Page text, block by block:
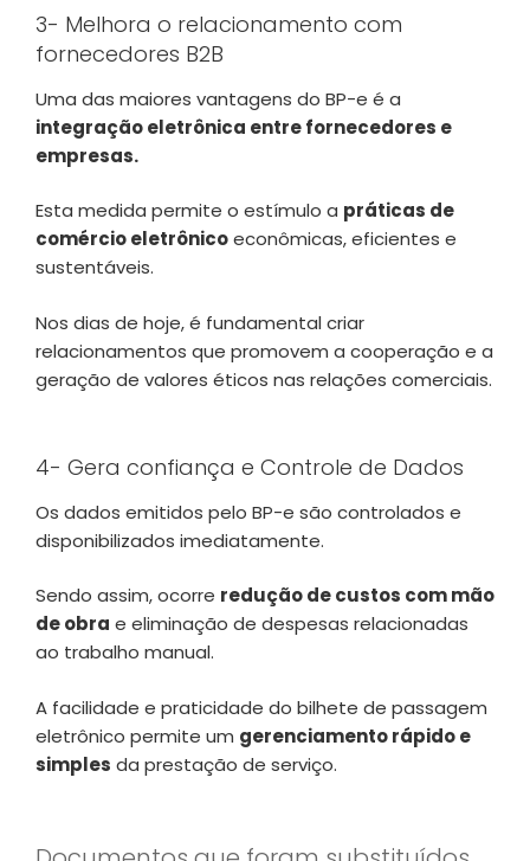
3- Melhora o relacionamento com
fornecedores B2B
Uma das maiores vantagens do BP-e é a
integração eletrônica entre fornecedores e
empresas.
Esta medida permite o estímulo a práticas de
comércio eletrônicoeconômicas, eficientes e
sustentáveis.
Nos dias de hoje, é fundamental criar
relacionamentos que promovem a cooperação e a
geração de valores éticos nas relações comerciais.
4- Gera confiança e Controle de Dados
Os dados emitidos pelo BP-e são controlados e
disponibilizados imediatamente.
Sendo assim, ocorre redução de custos com mão
de obra e eliminação de despesas relacionadas
ao trabalho manual.
A facilidade e praticidade do bilhete de passagem
eletrônico permite um gerenciamento rápido e
simples da prestação de serviço.